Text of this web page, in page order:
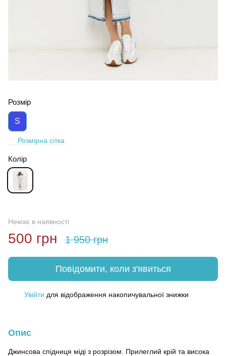
Розмір
S
Розмірна сітка
Колір
Немає в наявності
500 грн 1 950 грн
Повідомити, коли з'явиться
Увійти для відображення накопичувальної знижки
Опис
Джинсова спідниця міді з розрізом. Прилеглий крій та висока